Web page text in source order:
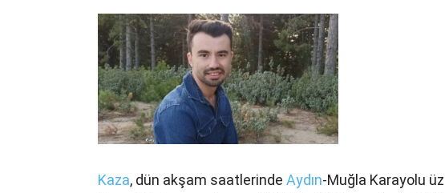
Kaza, dün akşam saatlerinde Aydın-Muğla Karayolu